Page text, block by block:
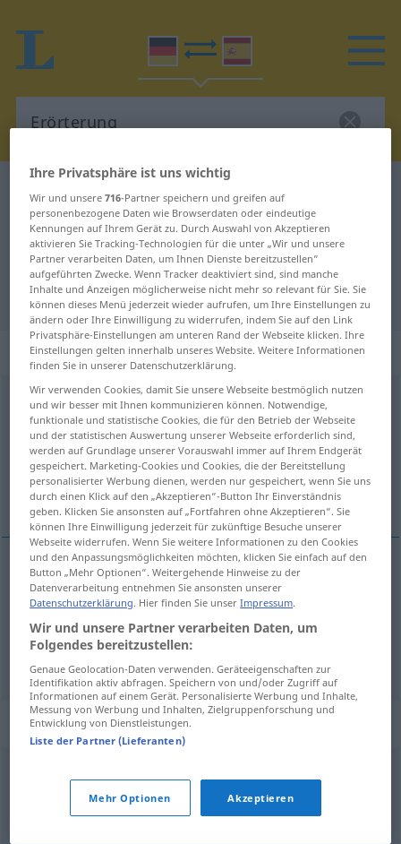
Deutsch-Spanisch Übersetzung für
"Erörterung"
"Erörterung" Spanisch Übersetzung
„Erörterung“: Femininum
Erörterungf <Erörterung;Erörterungen >
Übersicht aller Übersetzungen
(Für mehr Details die Übersetzung anklicken/antippen)
discusión, debate
discusiónf Erörterung
debatem Erörterung
Synonyme für "Erörterung"
Darlegung,Erläuterung,Überlegung,Behandlung
Ihre Privatsphäre ist uns wichtig
Wir und unsere716-Partner speichern und greifen auf
personenbezogene Daten wie Browserdaten oder eindeutige
Kennungen auf Ihrem Gerät zu. Durch Auswahl von Akzeptieren
aktivieren Sie Tracking-Technologien für die unter „Wir und unsere
Partner verarbeiten Daten, um Ihnen Dienste bereitzustellen“
aufgeführten Zwecke. Wenn Tracker deaktiviert sind, sind manche
Inhalte und Anzeigen möglicherweise nicht mehr so relevant für Sie. Sie
können dieses Menü jederzeit wieder aufrufen, um Ihre Einstellungen zu
ändern oder Ihre Einwilligung zu widerrufen, indem Sie auf den Link
Privatsphäre-Einstellungen am unteren Rand der Webseite klicken. Ihre
Einstellungen gelten innerhalb unseres Website. Weitere Informationen
finden Sie in unserer Datenschutzerklärung.
Wir verwenden Cookies, damit Sie unsere Webseite bestmöglich nutzen
und wir besser mit Ihnen kommunizieren können. Notwendige,
funktionale und statistische Cookies, die für den Betrieb der Webseite
und der statistischen Auswertung unserer Webseite erforderlich sind,
werden auf Grundlage unserer Vorauswahl immer auf Ihrem Endgerät
gespeichert. Marketing-Cookies und Cookies, die der Bereitstellung
personalisierter Werbung dienen, werden nur gespeichert, wenn Sie uns
durch einen Klick auf den „Akzeptieren“-Button Ihr Einverständnis
geben. Klicken Sie ansonsten auf „Fortfahren ohne Akzeptieren“. Sie
können Ihre Einwilligung jederzeit für zukünftige Besuche unserer
Webseite widerrufen. Wenn Sie weitere Informationen zu den Cookies
und den Anpassungsmöglichkeiten möchten, klicken Sie einfach auf den
Button „Mehr Optionen“. Weitergehende Hinweise zu der
Datenverarbeitung entnehmen Sie ansonsten unserer
Datenschutzerklärung. Hier finden Sie unserImpressum.
Wir und unsere Partner verarbeiten Daten, um
Folgendes bereitzustellen:
Genaue Geolocation-Daten verwenden. Geräteeigenschaften zur
Identifikation aktiv abfragen. Speichern von und/oder Zugriff auf
Informationen auf einem Gerät. Personalisierte Werbung und Inhalte,
Messung von Werbung und Inhalten, Zielgruppenforschung und
Entwicklung von Dienstleistungen.
Liste der Partner (Lieferanten)
Mehr Optionen Akzeptieren